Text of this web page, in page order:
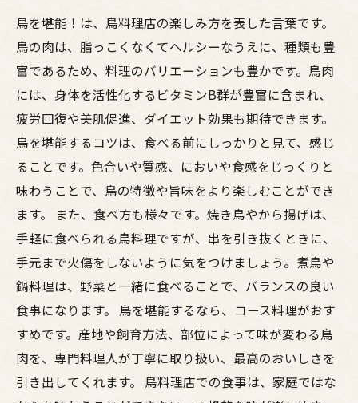
鳥を堪能！は、鳥料理店の楽しみ方を表した言葉です。
鳥の肉は、脂っこくなくてヘルシーなうえに、種類も豊
富であるため、料理のバリエーションも豊かです。鳥肉
には、身体を活性化するビタミンB群が豊富に含まれ、
疲労回復や美肌促進、ダイエット効果も期待できます。
鳥を堪能するコツは、食べる前にしっかりと見て、感じ
ることです。色合いや質感、においや食感をじっくりと
味わうことで、鳥の特徴や旨味をより楽しむことができ
ます。 また、食べ方も様々です。焼き鳥やから揚げは、
手軽に食べられる鳥料理ですが、串を引き抜くときに、
手元まで火傷をしないように気をつけましょう。煮鳥や
鍋料理は、野菜と一緒に食べることで、バランスの良い
食事になります。 鳥を堪能するなら、コース料理がおす
すめです。産地や飼育方法、部位によって味が変わる鳥
肉を、専門料理人が丁寧に取り扱い、最高のおいしさを
引き出してくれます。 鳥料理店での食事は、家庭ではな